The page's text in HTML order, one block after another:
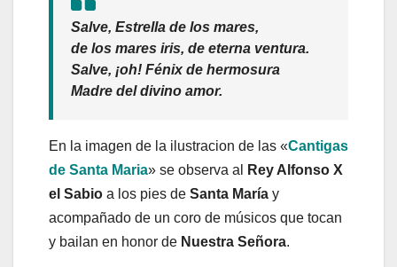
Salve, Estrella de los mares,
de los mares iris, de eterna ventura.
Salve, ¡oh! Fénix de hermosura
Madre del divino amor.
En la imagen de la ilustracion de las «Cantigas
de Santa Maria» se observa al
Rey Alfonso X
el Sabio a los pies de Santa María y
acompañado de un coro de músicos que tocan
y bailan en honor de Nuestra Señora.